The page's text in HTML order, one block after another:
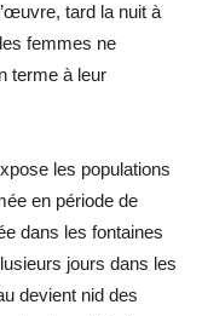
tard la nuit à
femmes ne
terme à leur
les populations
en période de
dans les fontaines
jours dans les
devient nid des